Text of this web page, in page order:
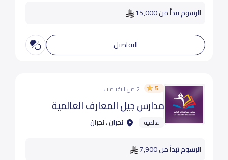
الرسوم تبدأ من 15,000
التفاصيل
5 2 من التقييمات
مدارس جيل المعارف العالمية
عالمية نجران ، نجران
الرسوم تبدأ من 7,900